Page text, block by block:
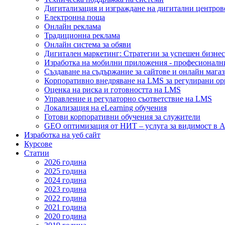
Дигитализация и изграждане на дигитални
Електронна поща
Онлайн реклама
Традиционна реклама
Онлайн система за обяви
Дигитален маркетинг: Стратегии за успешен бизнес
Изработка на мобилни приложения -
Създаване на съдържание за сайтове и онлайн
Корпоративно внедряване на LMS за регулирани
Оценка на риска и готовността на LMS
Управление и регулаторно съответствие на LMS
Локализация на eLearning обучения
Готови корпоративни обучения за служители
GEO оптимизация от НИТ – услуга за видимост в
Изработка на уеб сайт
Курсове
Статии
2026 година
2025 година
2024 година
2023 година
2022 година
2021 година
2020 година